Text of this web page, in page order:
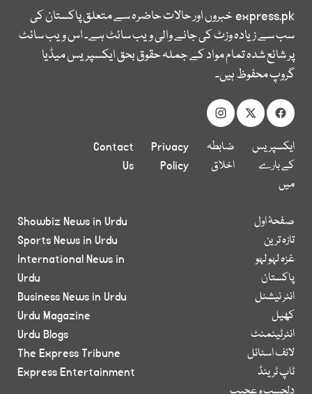
express.pkخبروں اور حالات حاضرہ سے متعلق پاکستان کی
سب سے زیادہ وزٹ کی جانے والی ویب سائٹ ہے۔ اس ویب سائٹ
پر شائع شدہ تمام مواد کے جملہ حقوق بحق ایکسپریس میڈیا
گروپ محفوظ ہیں۔
ایکسپریس
کے بارے
میں
ضابطہ
اخلاق
Privacy
Policy
Contact
Us
صفحۂ اول
تازہ ترین
غزہ لہو لہو
پاکستان
انٹر نیشنل
کھیل
انٹرٹینمنٹ
لائف اسٹائل
ٹاپ ٹرینڈ
Showbiz News in Urdu
Sports News in Urdu
International News in
Urdu
Business News in Urdu
Urdu Magazine
Urdu Blogs
The Express Tribune
Express Entertainment